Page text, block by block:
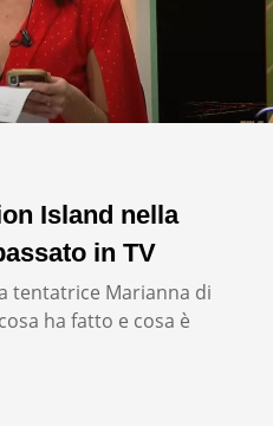
Island nella
in TV
tentatrice Marianna di
ha fatto e cosa è